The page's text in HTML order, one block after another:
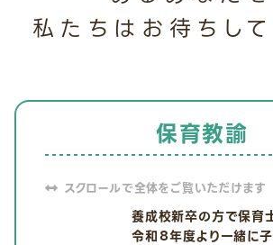
私たちはお待ちして
保育教諭
養成校新卒の方で保育
令和８年度より一緒に